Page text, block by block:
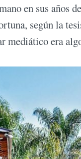
en sus años
según la
mediático era